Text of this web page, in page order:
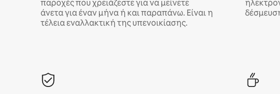
παροχές που χρειάζεστε για να μείνετε
άνετα για έναν μήνα ή και παραπάνω. Είναι η
τέλεια εναλλακτική της υπενοικίασης.